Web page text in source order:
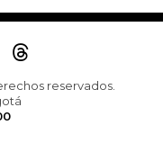
reservados.